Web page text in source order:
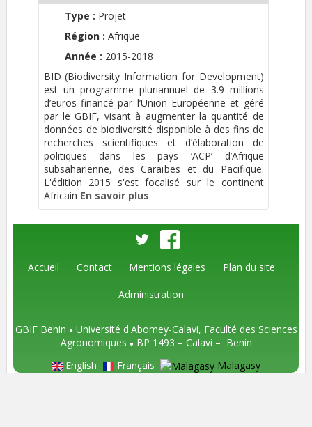
Type : Projet
Région : Afrique
Année : 2015-2018
BID (Biodiversity Information for Development)
est un programme pluriannuel de 3.9 millions
d’euros financé par l’Union Européenne et géré
par le GBIF, visant à augmenter la quantité de
données de biodiversité disponible à des fins de
recherches scientifiques et d’élaboration de
politiques dans les pays ‘ACP’ d’Afrique
subsaharienne, des Caraïbes et du Pacifique.
L'édition 2015 s'est focalisé sur le continent
Africain En savoir plus
Accueil Contact Mentions légales Plan du site
Administration
GBIF Benin ● Université d'Abomey-Calavi, Faculté des Sciences
Agronomiques ● BP 1493 – Calavi – Benin
English
Français Malagasy